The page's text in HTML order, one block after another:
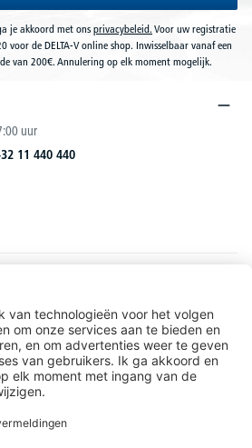
je akkoord met ons privacybeleid. Voor uw registratie
voor de DELTA-V online shop. Inwisselbaar vanaf een
van 200€. Annulering op elk moment mogelijk.
uur
11 440 440